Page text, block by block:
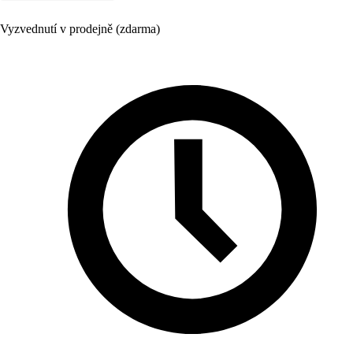
Vyzvednutí v prodejně (zdarma)